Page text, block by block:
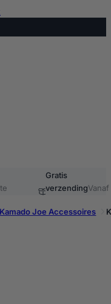
Gratis
verzendingVanaf
Kamado Joe Accessoires